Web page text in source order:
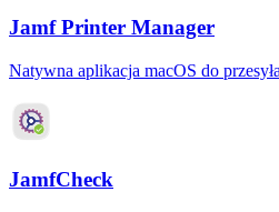
Jamf Printer Manager
Natywna aplikacja macOS do
JamfCheck